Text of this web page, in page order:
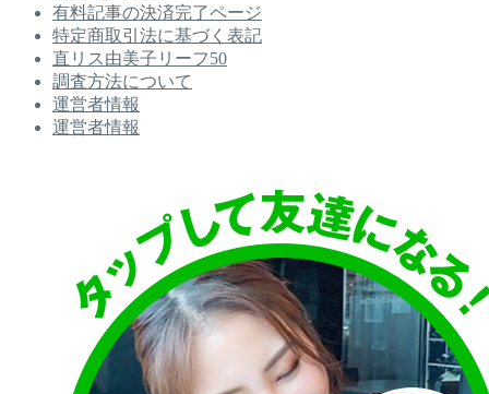
有料記事の決済完了ページ
特定商取引法に基づく表記
直リス由美子リーフ50
調査方法について
運営者情報
運営者情報